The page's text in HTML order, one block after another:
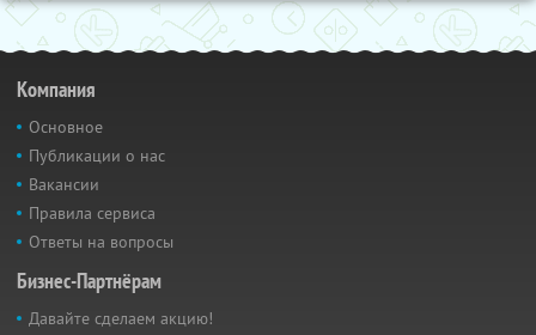
Компания
Основное
Публикации о нас
Вакансии
Правила сервиса
Ответы на вопросы
Бизнес-Партнёрам
Давайте сделаем акцию!